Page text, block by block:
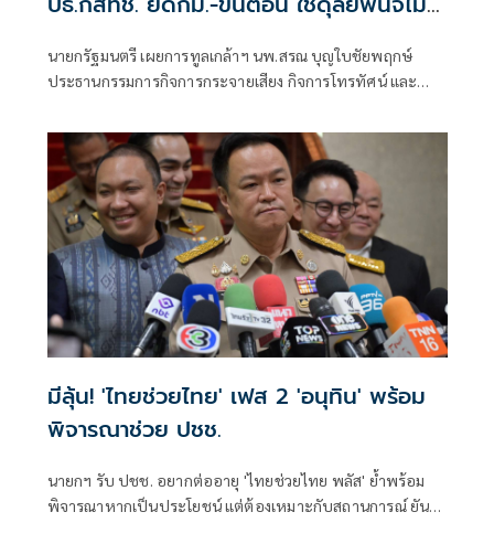
นายกรัฐมนตรี เผยการทูลเกล้าฯ นพ.สรณ บุญใบชัยพฤกษ์
ประธานกรรมการกิจการกระจายเสียง กิจการโทรทัศน์ และ
มีลุ้น! 'ไทยช่วยไทย' เฟส 2 'อนุทิน' พร้อม
พิจารณาช่วย ปชช.
นายกฯ รับ ปชช. อยากต่ออายุ 'ไทยช่วยไทย พลัส' ย้ำพร้อม
พิจารณาหากเป็นประโยชน์ แต่ต้องเหมาะกับสถานการณ์ ยัน